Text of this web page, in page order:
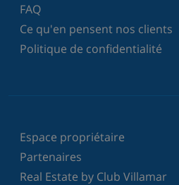
FAQ
Ce qu'en pensent nos clients
Politique de confidentialité
Espace propriétaire
Partenaires
Real Estate by Club Villamar